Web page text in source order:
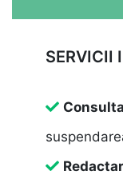
SERVICII